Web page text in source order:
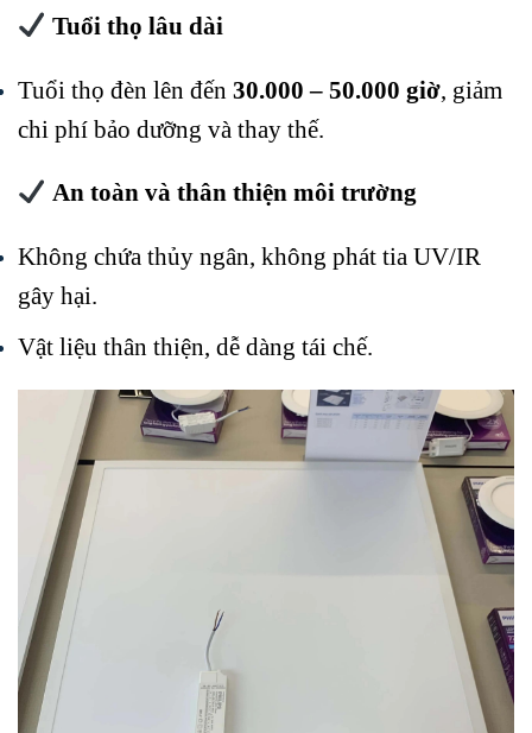
Tuổi thọ lâu dài
Tuổi thọ đèn lên đến 30.000 – 50.000 giờ , giảm
chi phí bảo dưỡng và thay thế.
An toàn và thân thiện môi trường
Không chứa thủy ngân, không phát tia UV/IR
gây hại.
Vật liệu thân thiện, dễ dàng tái chế.